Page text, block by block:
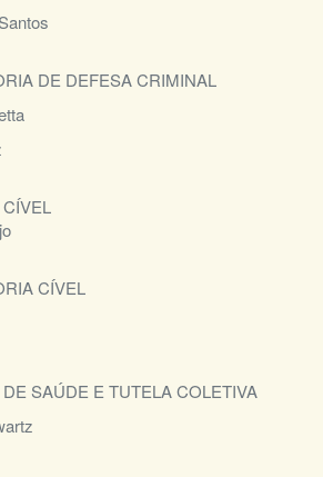
DE DEFESA CRIMINAL
CÍVEL
SAÚDE E TUTELA COLETIVA